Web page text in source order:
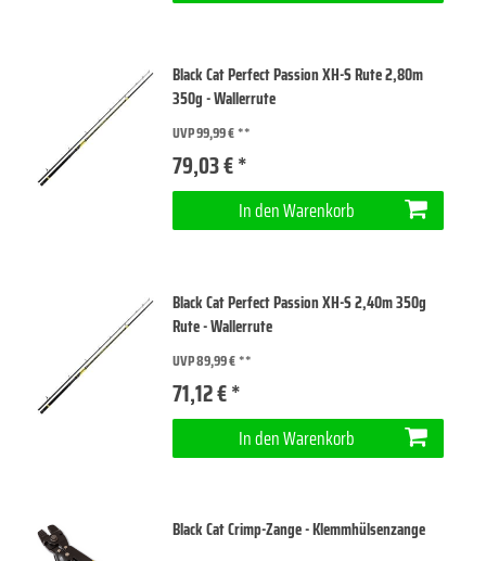
Black Cat Perfect Passion XH-S Rute 2,80m
350g - Wallerrute
UVP 99,99 €
79,03 € *
In den Warenkorb
Black Cat Perfect Passion XH-S 2,40m 350g
Rute - Wallerrute
UVP 89,99 €
71,12 € *
In den Warenkorb
Black Cat Crimp-Zange - Klemmhülsenzange